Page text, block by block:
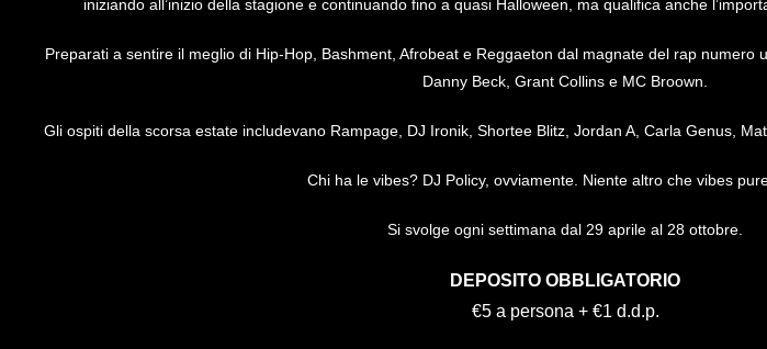
iniziando all’inizio della stagione e continuando fino a quasi Halloween, ma qualifica anche
Preparati a sentire il meglio di Hip-Hop, Bashment, Afrobeat e Reggaeton dal magnate del rap numero
Danny Beck, Grant Collins e MC Broown.
Gli ospiti della scorsa estate includevano Rampage, DJ Ironik, Shortee Blitz, Jordan A, Carla Genus,
Chi ha le vibes? DJ Policy, ovviamente. Niente altro che vibes
Si svolge ogni settimana dal 29 aprile al 28 ottobre.
DEPOSITO OBBLIGATORIO
€5 a persona + €1 d.d.p.